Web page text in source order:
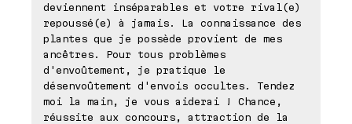
deviennent inséparables et votre rival(e)
repoussé(e) à jamais. La connaissance des
plantes que je possède provient de mes
ancêtres. Pour tous problèmes
d'envoûtement, je pratique le
désenvoûtement d'envois occultes. Tendez
moi la main, je vous aiderai ! Chance,
réussite aux concours, attraction de la